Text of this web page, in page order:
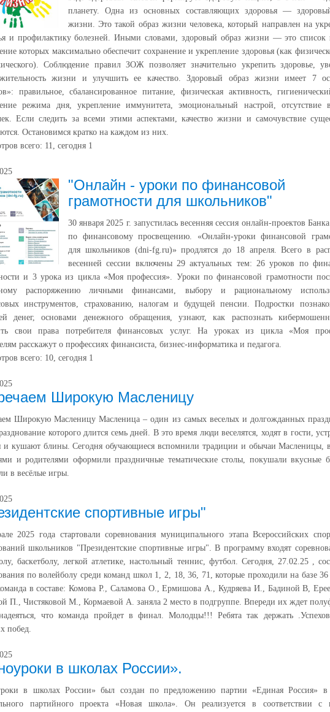
планету. Одна из основных составляющих здоровья —
жизни. Это такой образ жизни человека, который направлен на
и профилактику болезней. Иными словами, здоровый образ жизни — это список
которых максимально обеспечит сохранение и укрепление здоровья (как
Соблюдение правил ЗОЖ позволяет значительно укрепить здоровье,
жизни и улучшить ее качество. Здоровый образ жизни имеет 7
правильное, сбалансированное питание, физическая активность,
режима дня, укрепление иммунитета, эмоциональный настрой, отсутствие
Если следить за всеми этими аспектами, качество жизни и самочувствие
Остановимся кратко на каждом из них.
всего: 11, сегодня 1
"Онлайн - уроки по финансовой
грамотности для школьников"
30 января 2025 г. запустилась весенняя сессия онлайн-проектов
по финансовому просвещению. «Онлайн-уроки финансовой
для школьников (dni-fg.ru)» продлятся до 18 апреля. Всего в
весенней сессии включены 29 актуальных тем: 26 уроков по
и 3 урока из цикла «Моя профессия». Уроки по финансовой грамотности
распоряжению личными финансами, выбору и рациональному
инструментов, страхованию, налогам и будущей пенсии. Подростки
денег, основами денежного обращения, узнают, как распознать
свои права потребителя финансовых услуг. На уроках из цикла «Моя
расскажут о профессиях финансиста, бизнес-информатика и педагога.
всего: 10, сегодня 1
Широкую Масленицу
Широкую Масленицу Масленица – один из самых веселых и долгожданных
которого длится семь дней. В это время люди веселятся, ходят в гости,
и кушают блины. Сегодня обучающиеся вспомнили традиции и обычаи Масленицы,
и родителями оформили праздничные тематические столы, покушали вкусные
в весёлые игры.
спортивные игры"
2025 года стартовали соревнования муниципального этапа Всероссийских
школьников "Президентские спортивные игры". В программу входят
баскетболу, легкой атлетике, настольный теннис, футбол. Сегодня, 27.02.25 ,
по волейболу среди команд школ 1, 2, 18, 36, 71, которые проходили на базе
в составе: Комова Р., Саламова О., Ермишова А., Кудряева И., Бадиной В,
П., Чистяковой М., Кормаевой А. заняла 2 место в подгруппе. Впереди их ждет
что команда пройдет в финал. Молодцы!!! Ребята так держать
побед.
в школах России».
в школах России» был создан по предложению партии «Единая Россия» в
партийного проекта «Новая школа». Он реализуется в соответствии с